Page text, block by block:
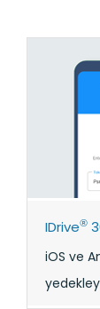
IDrive®
iOS ve